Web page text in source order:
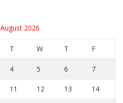
August 2026
T W T F
4 5 6 7
11 12 13 14